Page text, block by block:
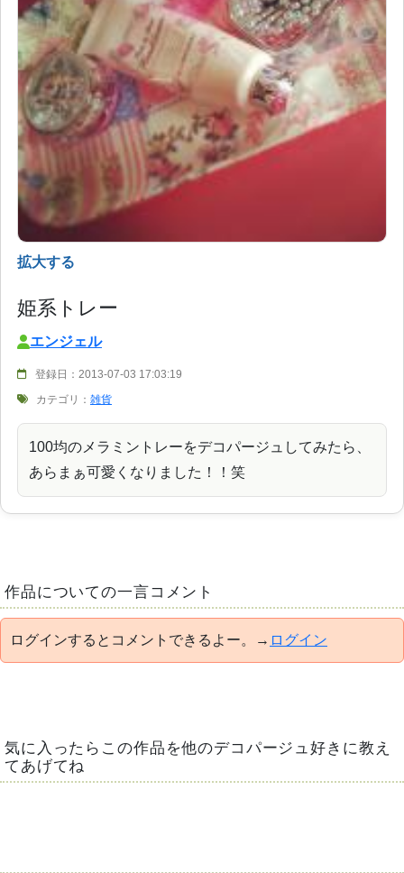
拡大する
姫系トレー
エンジェル
登録日：2013-07-03 17:03:19
カテゴリ： 雑貨
100均のメラミントレーをデコパージュしてみたら、
あらまぁ可愛くなりました！！笑
作品についての一言コメント
ログインするとコメントできるよー。→ ログイン
気に入ったらこの作品を他のデコパージュ好きに教え
てあげてね